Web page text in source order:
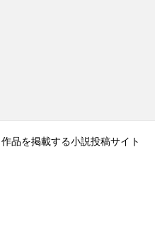
作品を掲載する小説投稿サイト